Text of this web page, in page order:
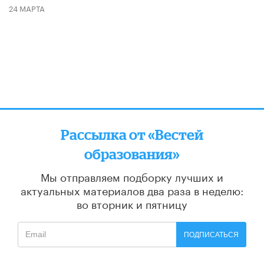
24 МАРТА
Рассылка от «Вестей
образования»
Мы отправляем подборку лучших и
актуальных материалов два раза в неделю:
во вторник и пятницу
ПОДПИСАТЬСЯ